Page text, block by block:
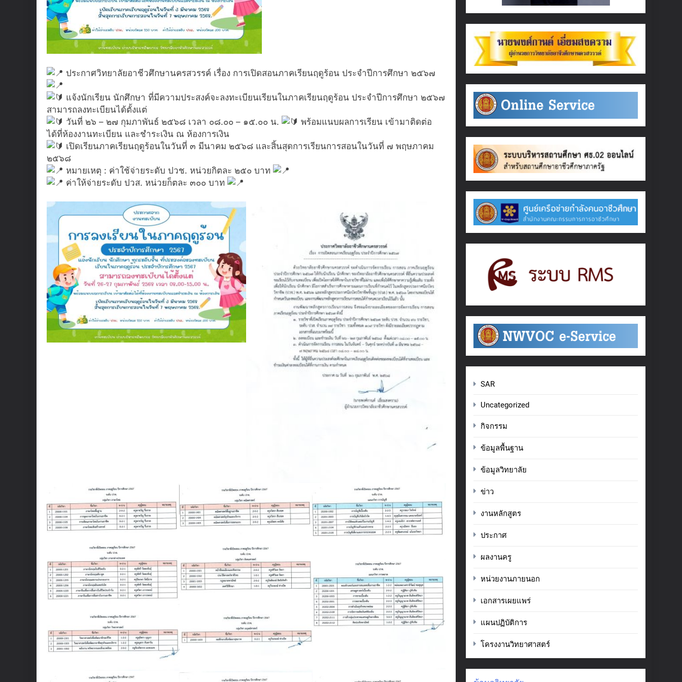
ประกาศวิทยาลัยอาชีวศึกษานครสวรรค์ เรื่อง การเปิดสอนภาคเรียนฤดูร้อน ประจำปีการศึกษา ๒๕๖๗
แจ้งนักเรียน นักศึกษา ที่มีความประสงค์จะลงทะเบียนเรียนในภาคเรียนฤดูร้อน ประจำปีการศึกษา ๒๕๖๗
สามารถลงทะเบียนได้ตั้งแต่
วันที่ ๒๖ – ๒๗ กุมภาพันธ์ ๒๕๖๘ เวลา ๐๘.๐๐ – ๑๕.๐๐ น.
พร้อมแนบผลการเรียน เข้ามาติดต่อ
ได้ที่ห้องงานทะเบียน และชำระเงิน ณ ห้องการเงิน
เปิดเรียนภาคเรียนฤดูร้อนในวันที่ ๓ มีนาคม ๒๕๖๘ และสิ้นสุดการเรียนการสอนในวันที่ ๗ พฤษภาคม
๒๕๖๘
หมายเหตุ : ค่าใช้จ่ายระดับ ปวช. หน่วยกิตละ ๒๕๐ บาท
ค่าให้จ่ายระดับ ปวส. หน่วยก็ตละ ๓๐๐ บาท
SAR
Uncategorized
กิจกรรม
ข้อมูลพื้นฐาน
ข้อมูลวิทยาลัย
ข่าว
งานหลักสูตร
ประกาศ
ผลงานครู
หน่วยงานภายนอก
เอกสารเผยแพร่
แผนปฏิบัติการ
โครงงานวิทยาศาสตร์